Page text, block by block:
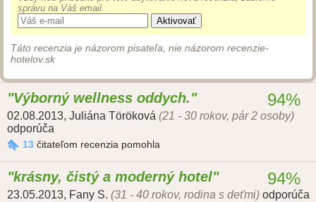
správu na Váš email.
Aktivovať
Táto recenzia je názorom pisateľa, nie názorom recenzie-
hotelov.sk
Výborný wellness oddych.
02.08.2013, Juliána Töröková (21 - 30 rokov, pár 2 osoby)
odporúča
13 čitateľom recenzia pomohla
94%
krásny, čistý a moderný hotel
23.05.2013, Fany S. (31 - 40 rokov, rodina s deťmi) odporúča
94%